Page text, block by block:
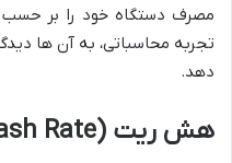
مصرف دستگاه خود را بر
تجربه محاسباتی، به آن ها
دهد.
هش ریت (Hash Rate)